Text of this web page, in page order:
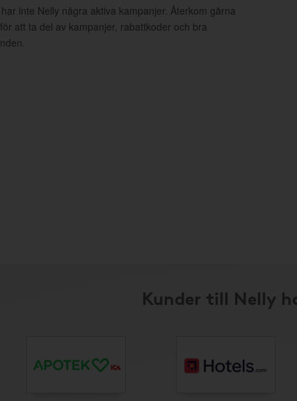
inte Nelly några aktiva kampanjer. Återkom gärna
att ta del av kampanjer, rabattkoder och bra
Kunder till Nelly